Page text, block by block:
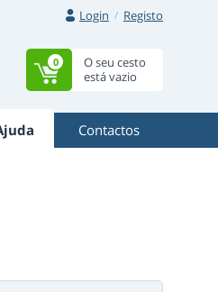
Login
Registo
O seu cesto
está vazio
0
Contactos